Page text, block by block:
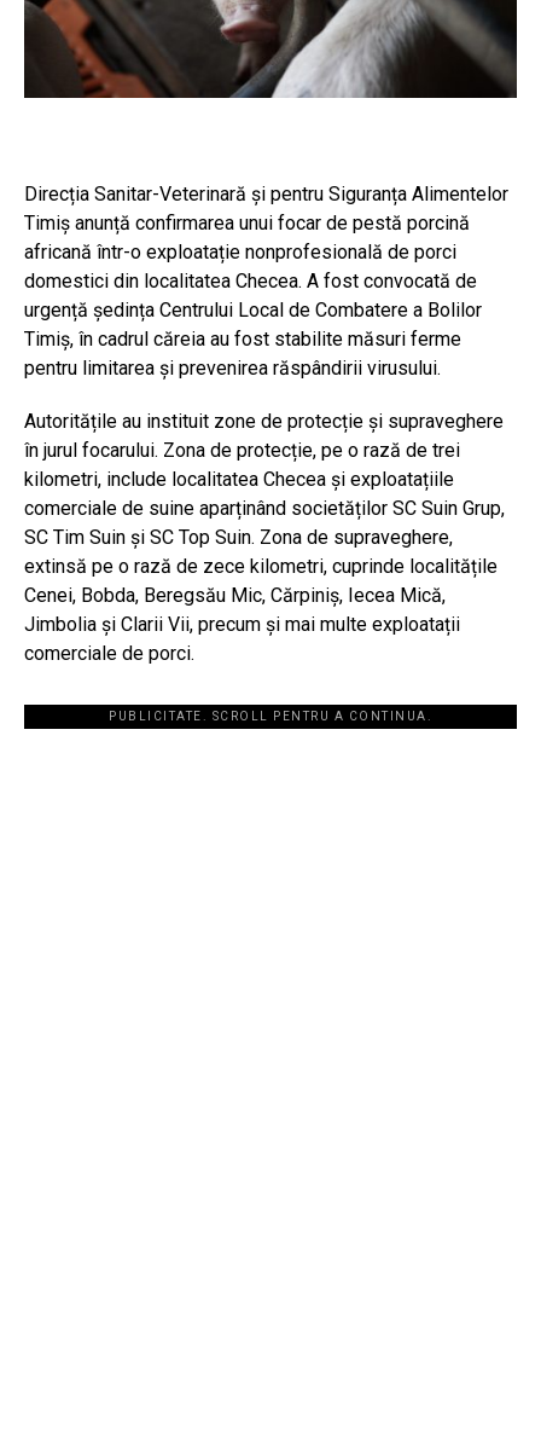
Direcția Sanitar-Veterinară și pentru Siguranța Alimentelor
Timiș anunță confirmarea unui focar de pestă porcină
africană într-o exploatație nonprofesională de porci
domestici din localitatea Checea. A fost convocată de
urgență ședința Centrului Local de Combatere a Bolilor
Timiș, în cadrul căreia au fost stabilite măsuri ferme
pentru limitarea și prevenirea răspândirii virusului.
Autoritățile au instituit zone de protecție și supraveghere
în jurul focarului. Zona de protecție, pe o rază de trei
kilometri, include localitatea Checea și exploatațiile
comerciale de suine aparținând societăților SC Suin Grup,
SC Tim Suin și SC Top Suin. Zona de supraveghere,
extinsă pe o rază de zece kilometri, cuprinde localitățile
Cenei, Bobda, Beregsău Mic, Cărpiniș, Iecea Mică,
Jimbolia și Clarii Vii, precum și mai multe exploatații
comerciale de porci.
PUBLICITATE. SCROLL PENTRU A CONTINUA.